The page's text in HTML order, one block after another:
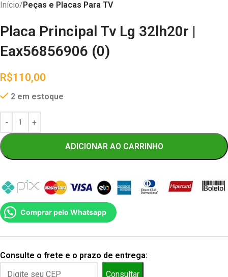
Início Peças e Placas Para TV
Placa Principal Tv Lg 32lh20r |
Eax56856906 (0)
R$110,00
2 em estoque
ADICIONAR AO CARRINHO
Comprar pelo Whatsapp
Consulte o frete e o prazo de entrega:
Consultar